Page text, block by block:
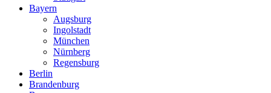
Bayern
Augsburg
Ingolstadt
München
Nürnberg
Regensburg
Berlin
Brandenburg